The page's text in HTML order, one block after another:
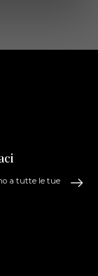
a tutte le tue